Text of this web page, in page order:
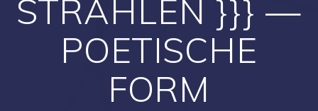
STRAHLEN }}} —
POETISCHE
FORM